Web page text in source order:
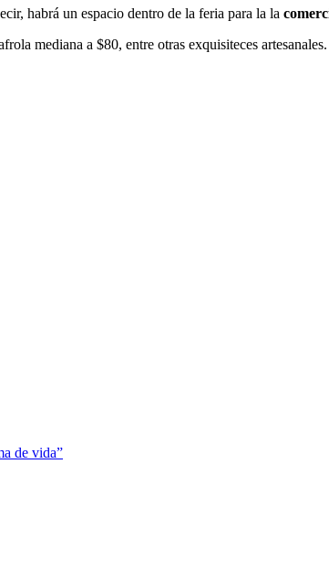
habrá un espacio dentro de la feria para la la
mediana a $80, entre otras exquisiteces artesanales.
de vida”